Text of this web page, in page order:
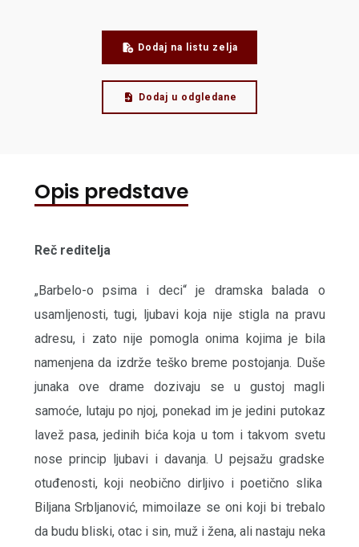
Dodaj na listu zelja
Dodaj u odgledane
Opis predstave
Reč reditelja
„Barbelo-o psima i deci“ je dramska balada o
usamljenosti, tugi, ljubavi koja nije stigla na pravu
adresu, i zato nije pomogla onima kojima je bila
namenjena da izdrže teško breme postojanja. Duše
junaka ove drame dozivaju se u gustoj magli
samoće, lutaju po njoj, ponekad im je jedini putokaz
lavež pasa, jedinih bića koja u tom i takvom svetu
nose princip ljubavi i davanja. U pejsažu gradske
otuđenosti, koji neobično dirljivo i poetično slika
Biljana Srbljanović, mimoilaze se oni koji bi trebalo
da budu bliski, otac i sin, muž i žena, ali nastaju neka